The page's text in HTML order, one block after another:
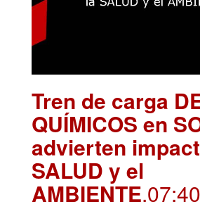
Tren de carga
QUÍMICOS en
advierten
SALUD y el
AMBIENTE.07:40